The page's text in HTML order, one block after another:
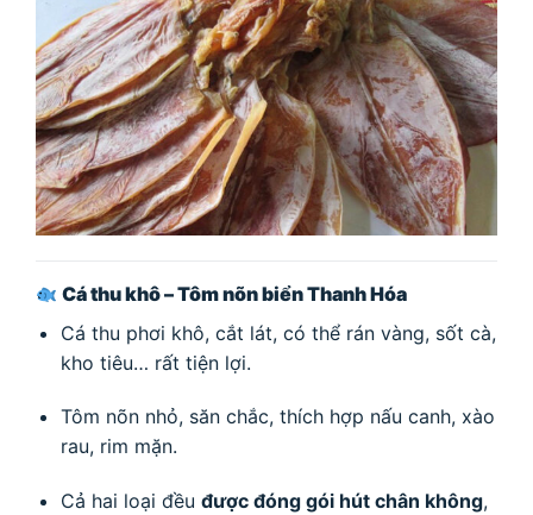
Cá thu khô – Tôm nõn biển Thanh Hóa
Cá thu phơi khô, cắt lát, có thể rán vàng, sốt cà,
kho tiêu… rất tiện lợi.
Tôm nõn nhỏ, săn chắc, thích hợp nấu canh, xào
rau, rim mặn.
Cả hai loại đều được đóng gói hút chân không,